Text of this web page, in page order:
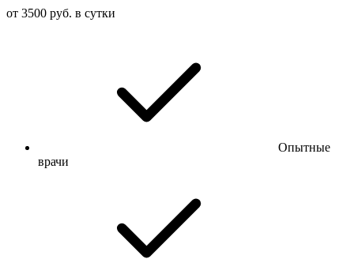
от 3500 руб. в сутки
Опытные
врачи